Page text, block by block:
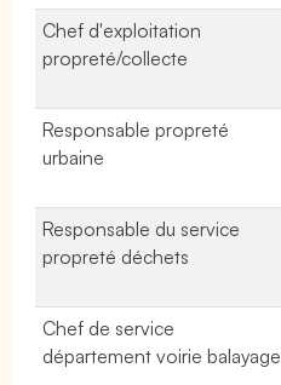
Chef d'exploitation
propreté/collecte
Responsable propreté
urbaine
Responsable du service
propreté déchets
Chef de service
département voirie balayage